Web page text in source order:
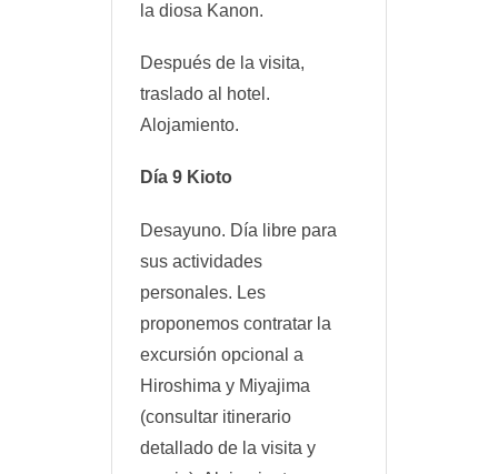
la diosa Kanon.
Después de la visita,
traslado al hotel.
Alojamiento.
Día 9 Kioto
Desayuno. Día libre para
sus actividades
personales. Les
proponemos contratar la
excursión opcional a
Hiroshima y Miyajima
(consultar itinerario
detallado de la visita y